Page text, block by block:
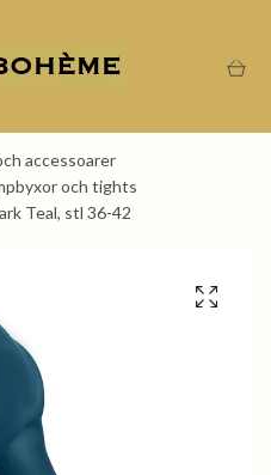
accessoarer
och tights
Teal, stl 36-42